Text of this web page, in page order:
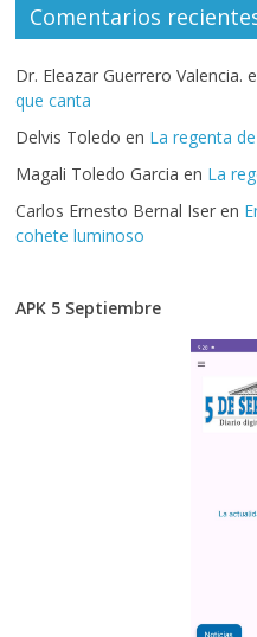
Comentarios
Dr. Eleazar Guerrero Valencia.
que canta
Delvis Toledo en La regenta
Magali Toledo Garcia en La
Carlos Ernesto Bernal Iser en
cohete luminoso
APK 5 Septiembre